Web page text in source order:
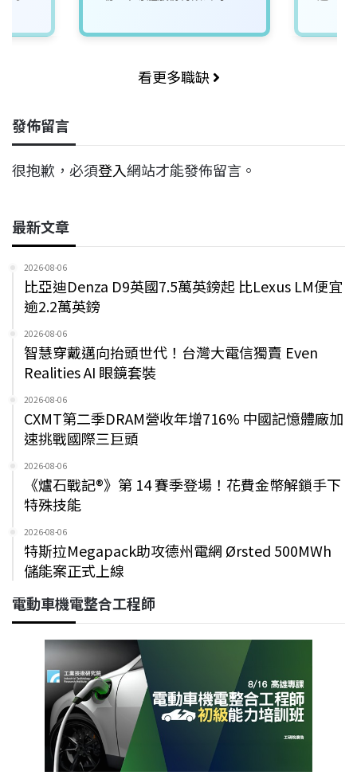
看更多職缺
發佈留言
很抱歉，必須登入網站才能發佈留言。
最新文章
2026-08-06
比亞迪Denza D9英國7.5萬英鎊起 比Lexus LM便宜
逾2.2萬英鎊
2026-08-06
智慧穿戴邁向抬頭世代！台灣大電信獨賣 Even
Realities AI 眼鏡套裝
2026-08-06
CXMT第二季DRAM營收年增716% 中國記憶體廠加
速挑戰國際三巨頭
2026-08-06
《爐石戰記®》第 14 賽季登場！花費金幣解鎖手下
特殊技能
2026-08-06
特斯拉Megapack助攻德州電網 Ørsted 500MWh
儲能案正式上線
電動車機電整合工程師